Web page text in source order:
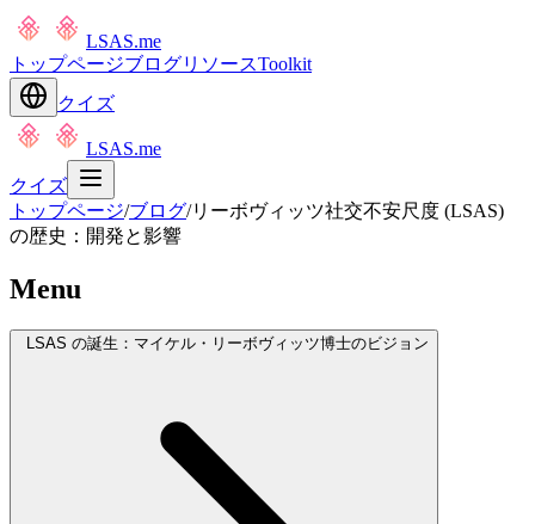
LSAS.me
トップページブログリソースToolkit
クイズ
LSAS.me
クイズ
トップページ/ブログ/リーボヴィッツ社交不安尺度 (LSAS)
の歴史：開発と影響
Menu
LSAS の誕生：マイケル・リーボヴィッツ博士のビジョン